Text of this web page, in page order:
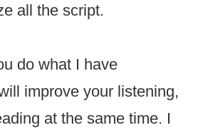
all the script.
do what I have
improve your listening,
at the same time. I